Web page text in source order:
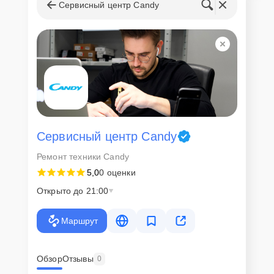
запчастей
Для всех клиентов действуют демократичные и фиксированные
цены. Конечная стоимость работ обсуждается с клиентом и не в
коем случае не может измениться в процессе работ. Сервис не
навязывает клиентам дополнительные услуги и не
предусматривает скрытые платежи. Рассчитать предварительную
стоимость ремонта можно с помощью нашегоКалькулятора
Скорость диагностики и
ремонта
Наша компания ценит время клиентов и понимает важность
оперативного решения любых вопросов. В среднем, ремонт
клиент сможет забрать свой гаджет в этот же день. При
Внимание! Устройство отправляется на ремонт только после
согласования вариантов запчастей и стоимости ремонта с
изменена в процессе или после завершения работ.
Сервисный центр Candy
Сервисный центр Candy
Ремонт техники Candy
5,00 оценки
Открыто до 21:00
Маршрут
ОбзорОтзывы 0